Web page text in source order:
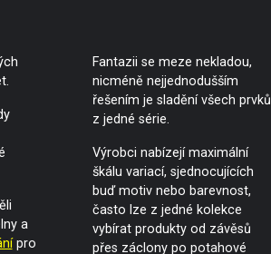
a
pro
Fantazii se meze nekladou,
nicméně nejjednodušším
řešením je sladění všech prvků
z jedné série.
Výrobci nabízejí maximální
škálu variací, sjednocujících
buď motiv nebo barevnost,
často lze z jedné kolekce
vybírat produkty od závěsů
přes záclony po potahové